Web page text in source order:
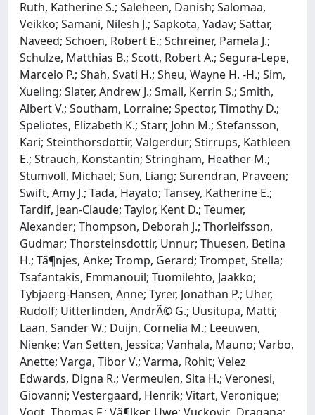
Ruth, Katherine S.; Saleheen, Danish; Salomaa,
Veikko; Samani, Nilesh J.; Sapkota, Yadav; Sattar,
Naveed; Schoen, Robert E.; Schreiner, Pamela J.;
Schulze, Matthias B.; Scott, Robert A.; Segura-Lepe,
Marcelo P.; Shah, Svati H.; Sheu, Wayne H. -H.; Sim,
Xueling; Slater, Andrew J.; Small, Kerrin S.; Smith,
Albert V.; Southam, Lorraine; Spector, Timothy D.;
Speliotes, Elizabeth K.; Starr, John M.; Stefansson,
Kari; Steinthorsdottir, Valgerdur; Stirrups, Kathleen
E.; Strauch, Konstantin; Stringham, Heather M.;
Stumvoll, Michael; Sun, Liang; Surendran, Praveen;
Swift, Amy J.; Tada, Hayato; Tansey, Katherine E.;
Tardif, Jean-Claude; Taylor, Kent D.; Teumer,
Alexander; Thompson, Deborah J.; Thorleifsson,
Gudmar; Thorsteinsdottir, Unnur; Thuesen, Betina
H.; Tã¶njes, Anke; Tromp, Gerard; Trompet, Stella;
Tsafantakis, Emmanouil; Tuomilehto, Jaakko;
Tybjaerg-Hansen, Anne; Tyrer, Jonathan P.; Uher,
Rudolf; Uitterlinden, AndrÃ© G.; Uusitupa, Matti;
Laan, Sander W.; Duijn, Cornelia M.; Leeuwen,
Nienke; Van Setten, Jessica; Vanhala, Mauno; Varbo,
Anette; Varga, Tibor V.; Varma, Rohit; Velez
Edwards, Digna R.; Vermeulen, Sita H.; Veronesi,
Giovanni; Vestergaard, Henrik; Vitart, Veronique;
Vogt, Thomas F.; Vã¶lker, Uwe; Vuckovic, Dragana;